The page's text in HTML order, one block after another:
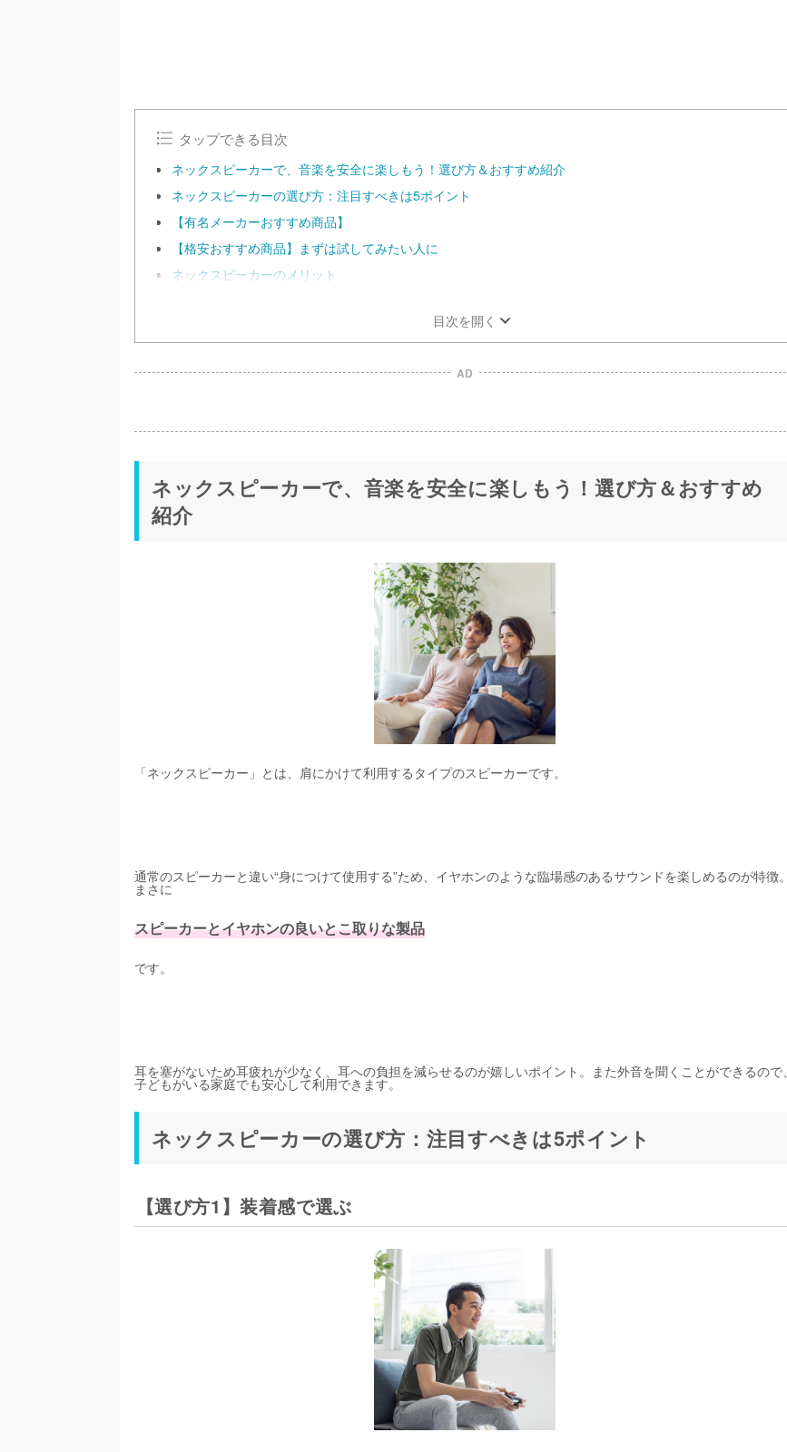
タップできる目次
ネックスピーカーで、音楽を安全に楽しもう！選び方＆おすすめ紹介
ネックスピーカーの選び方：注目すべきは5ポイント
【有名メーカーおすすめ商品】
【格安おすすめ商品】まずは試してみたい人に
ネックスピーカーのメリット
目次を開く
AD
ネックスピーカーで、音楽を安全に楽しもう！選び方＆おすすめ
紹介
「ネックスピーカー」とは、肩にかけて利用するタイプのスピーカーです。
通常のスピーカーと違い“身につけて使用する”ため、イヤホンのような臨場感のあるサウンドを楽しめるのが特徴。
まさに
スピーカーとイヤホンの良いとこ取りな製品
です。
耳を塞がないため耳疲れが少なく、耳への負担を減らせるのが嬉しいポイント。また外音を聞くことができるので、
子どもがいる家庭でも安心して利用できます。
ネックスピーカーの選び方：注目すべきは5ポイント
【選び方1】装着感で選ぶ